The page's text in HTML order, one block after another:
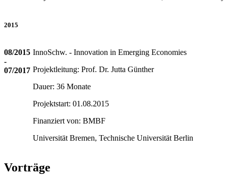
2015
08/2015
-
07/2017
InnoSchw. - Innovation in Emerging Economies
Projektleitung: Prof. Dr. Jutta Günther
Dauer: 36 Monate
Projektstart: 01.08.2015
Finanziert von: BMBF
Universität Bremen, Technische Universität Berlin
Vorträge